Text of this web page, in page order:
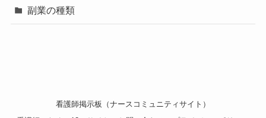
副業の種類
看護師掲示板（ナースコミュニティサイト）